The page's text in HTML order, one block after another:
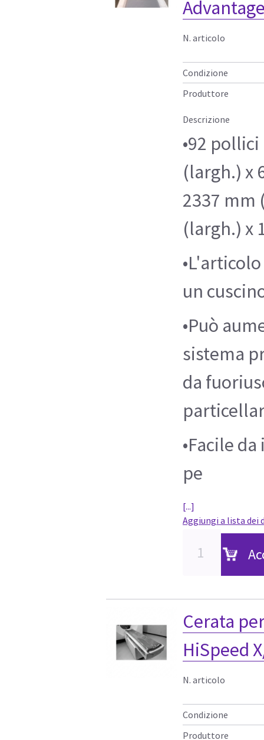
N. articolo
Condizione
Produttore
Descrizione
•92
(largh.) x
2337 mm
(largh.) x
un
•Può
sistema
da
•Facile
pe
[...]
Aggiungi a lista dei
Cerata
HiSpeed
N. articolo
Condizione
Produttore